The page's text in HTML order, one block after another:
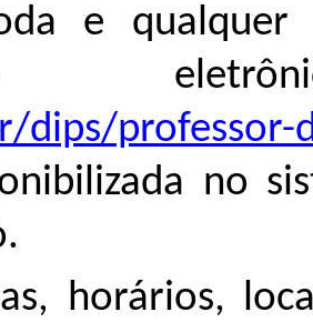
e qualquer
dips/
no
horários,